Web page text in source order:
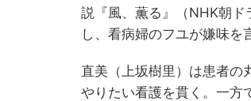
説『風、薫る』（NHK朝
し、看病婦のフユが嫌味を
直美（上坂樹里）は患者の
やりたい看護を貫く。一方